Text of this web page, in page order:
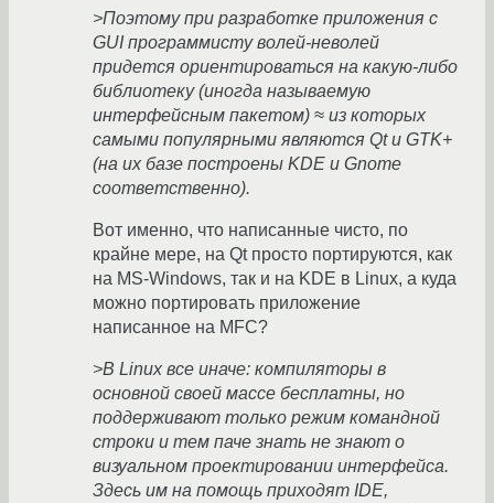
>Поэтому при разработке приложения с
GUI программисту волей-неволей
придется ориентироваться на какую-либо
библиотеку (иногда называемую
интерфейсным пакетом) ≈ из которых
самыми популярными являются Qt и GTK+
(на их базе построены KDE и Gnome
соответственно).
Вот именно, что написанные чисто, по
крайне мере, на Qt просто портируются, как
на MS-Windows, так и на KDE в Linux, а куда
можно портировать приложение
написанное на MFC?
>В Linux все иначе: компиляторы в
основной своей массе бесплатны, но
поддерживают только режим командной
строки и тем паче знать не знают о
визуальном проектировании интерфейса.
Здесь им на помощь приходят IDE,